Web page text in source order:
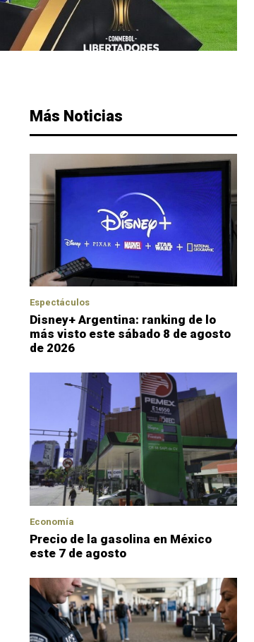
Más Noticias
Espectáculos
Disney+ Argentina: ranking de lo
más visto este sábado 8 de agosto
de 2026
Economía
Precio de la gasolina en México
este 7 de agosto